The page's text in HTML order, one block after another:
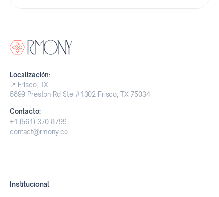
Localización:
📍 Frisco, TX
5899 Preston Rd Ste #1302 Frisco, TX 75034
Contacto:
+1 (561) 370 8799
contact@rmony.co
Institucional